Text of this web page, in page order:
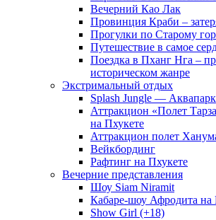
Вечерний Као Лак
Провинция Краби –
Прогулки по Старому
Путешествие в самое
Поездка в Пханг Нга –
историческом жанре
Экстримальный отдых
Splash Jungle — Аквапарк
Аттракцион «Полет
на Пхукете
Аттракцион полет
Вейкбординг
Рафтинг на Пхукете
Вечерние представления
Шоу Siam Niramit
Кабаре-шоу Афродита на
Show Girl (+18)